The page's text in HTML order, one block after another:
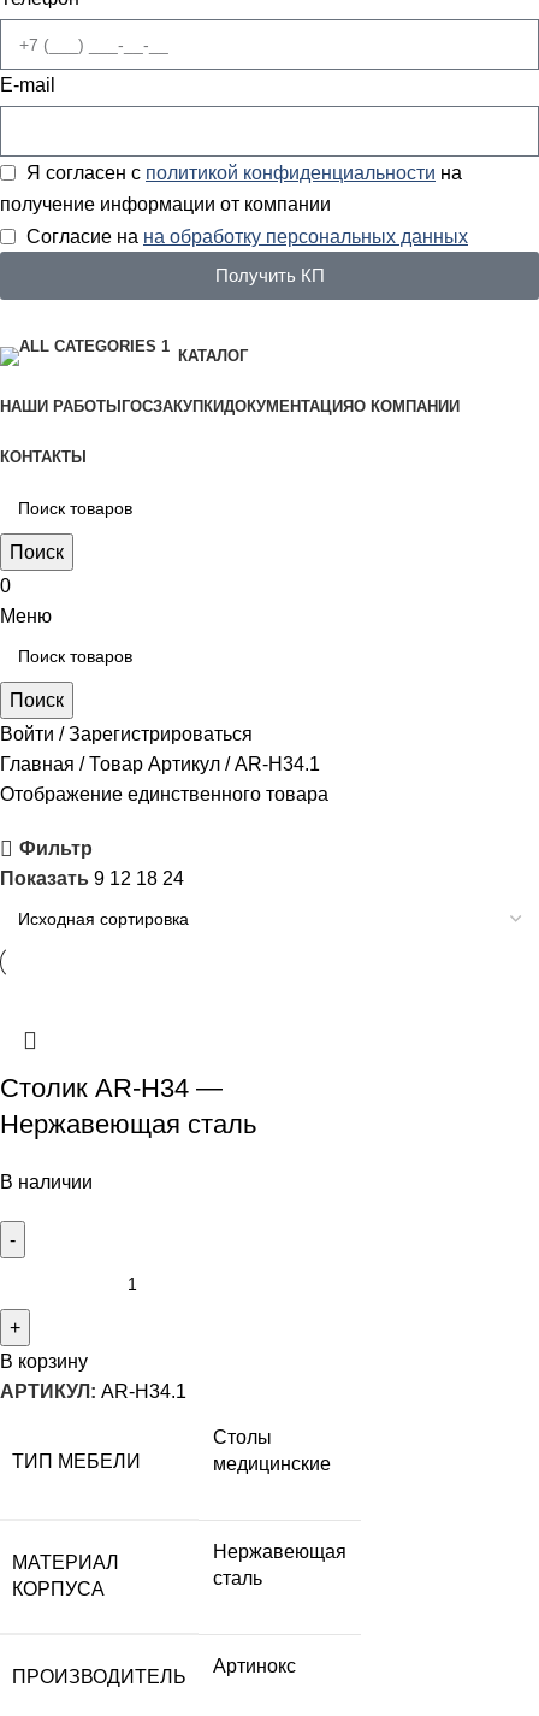
E-mail
Я согласен с политикой конфиденциальности на
получение информации от компании
Согласие на на обработку персональных данных
Получить КП
КАТАЛОГ
НАШИ РАБОТЫГОСЗАКУПКИДОКУМЕНТАЦИЯО КОМПАНИИ
КОНТАКТЫ
Поиск
0
Меню
Поиск
Войти / Зарегистрироваться
Главная
Товар Артикул
AR-H34.1
Отображение единственного товара
Фильтр
Показать 9 12 18 24
Столик AR-H34 —
Нержавеющая сталь
В наличии
В корзину
АРТИКУЛ: AR-H34.1
ТИП МЕБЕЛИ
Столы
медицинские
МАТЕРИАЛ
КОРПУСА
Нержавеющая
сталь
ПРОИЗВОДИТЕЛЬ
Артинокс